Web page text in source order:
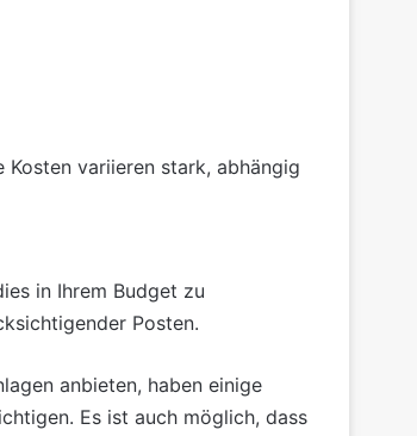
variieren stark, abhängig
in Ihrem Budget zu
Posten.
anbieten, haben einige
Es ist auch möglich, dass